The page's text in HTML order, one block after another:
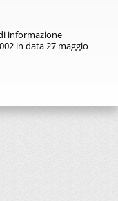
informazione
in data 27 maggio